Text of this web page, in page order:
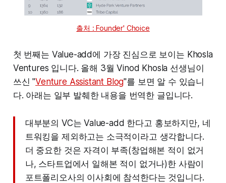
출처 : Founder' Choice
첫 번째는 Value-add에 가장 진심으로 보이는 Khosla
Ventures 입니다. 올해 3월 Vinod Khosla 선생님이
쓰신 "Venture Assistant Blog"를 보면 알 수 있습니
다. 아래는 일부 발췌한 내용을 번역한 글입니다.
대부분의 VC는 Value-add 한다고 홍보하지만, 네
트워킹을 제외하고는 소극적이라고 생각합니다.
더 중요한 것은 자격이 부족(창업해본 적이 없거
나, 스타트업에서 일해본 적이 없거나)한 사람이
포트폴리오사의 이사회에 참석한다는 것입니다.